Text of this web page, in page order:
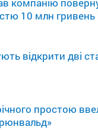
компанію
10 млн гривень
відкрити дві
простою